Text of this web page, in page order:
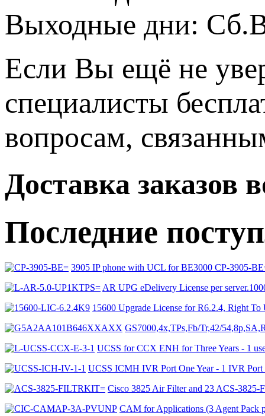
Выходные дни:
Если Вы ещё не
специалисты
вопросам,
Доставка заказов
Последние
3905 IP phone with UCL for BE3000 CP-3905-
AR UPG eDelivery License per
15600 Upgrade License for R6.2.4, Right
GS7000,4x,TPs,Fb/Tr,42/
UCSS for CCX ENH for Three Years - 1
UCSS ICMH IVR Port One Year - 1 IVR
Cisco 3825 Air Filter and 23 ACS-
CAM for Applications (3 Agent